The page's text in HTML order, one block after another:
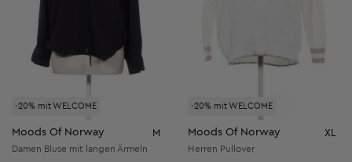
-20% mit WELCOME
Moods Of Norway M
Damen Bluse mit langen Ärmeln
-20% mit WELCOME
Moods Of Norway XL
Herren Pullover